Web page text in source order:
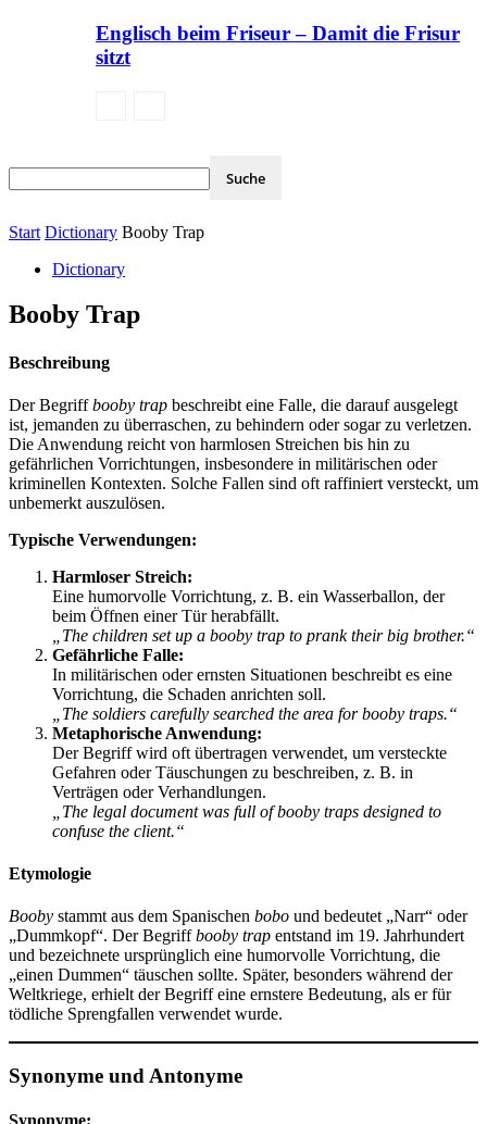
Englisch beim Friseur – Damit die Frisur
sitzt
Start Dictionary Booby Trap
Dictionary
Booby Trap
Beschreibung
Der Begriffbooby trap beschreibt eine Falle, die darauf ausgelegt
ist, jemanden zu überraschen, zu behindern oder sogar zu verletzen.
Die Anwendung reicht von harmlosen Streichen bis hin zu
gefährlichen Vorrichtungen, insbesondere in militärischen oder
kriminellen Kontexten. Solche Fallen sind oft raffiniert versteckt, um
unbemerkt auszulösen.
Typische Verwendungen:
Harmloser Streich:
Eine humorvolle Vorrichtung, z. B. ein Wasserballon, der
beim Öffnen einer Tür herabfällt.
„The children set up a booby trap to prank their big brother.“
Gefährliche Falle:
In militärischen oder ernsten Situationen beschreibt es eine
Vorrichtung, die Schaden anrichten soll.
„The soldiers carefully searched the area for booby traps.“
Metaphorische Anwendung:
Der Begriff wird oft übertragen verwendet, um versteckte
Gefahren oder Täuschungen zu beschreiben, z. B. in
Verträgen oder Verhandlungen.
„The legal document was full of booby traps designed to
confuse the client.“
Etymologie
Booby stammt aus dem Spanischen bobo und bedeutet „Narr“ oder
„Dummkopf“. Der Begriffbooby trap entstand im 19. Jahrhundert
und bezeichnete ursprünglich eine humorvolle Vorrichtung, die
„einen Dummen“ täuschen sollte. Später, besonders während der
Weltkriege, erhielt der Begriff eine ernstere Bedeutung, als er für
tödliche Sprengfallen verwendet wurde.
Synonyme und Antonyme